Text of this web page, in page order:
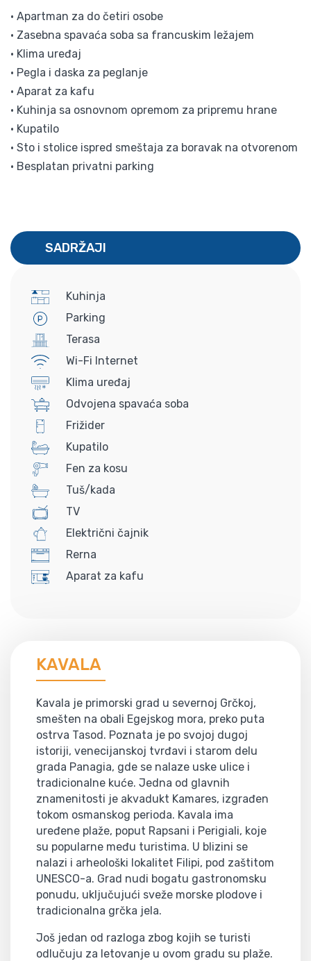
• Apartman za do četiri osobe
• Zasebna spavaća soba sa francuskim ležajem
• Klima uređaj
• Pegla i daska za peglanje
• Aparat za kafu
• Kuhinja sa osnovnom opremom za pripremu hrane
• Kupatilo
• Sto i stolice ispred smeštaja za boravak na otvorenom
• Besplatan privatni parking
SADRŽAJI
Kuhinja
Parking
Terasa
Wi-Fi Internet
Klima uređaj
Odvojena spavaća soba
Frižider
Kupatilo
Fen za kosu
Tuš/kada
TV
Električni čajnik
Rerna
Aparat za kafu
KAVALA
Kavala je primorski grad u severnoj Grčkoj,
smešten na obali Egejskog mora, preko puta
ostrva Tasod. Poznata je po svojoj dugoj
istoriji, venecijanskoj tvrđavi i starom delu
grada Panagia, gde se nalaze uske ulice i
tradicionalne kuće. Jedna od glavnih
znamenitosti je akvadukt Kamares, izgrađen
tokom osmanskog perioda. Kavala ima
uređene plaže, poput Rapsani i Perigiali, koje
su popularne među turistima. U blizini se
nalazi i arheološki lokalitet Filipi, pod zaštitom
UNESCO-a. Grad nudi bogatu gastronomsku
ponudu, uključujući sveže morske plodove i
tradicionalna grčka jela.
Još jedan od razloga zbog kojih se turisti
odlučuju za letovanje u ovom gradu su plaže.